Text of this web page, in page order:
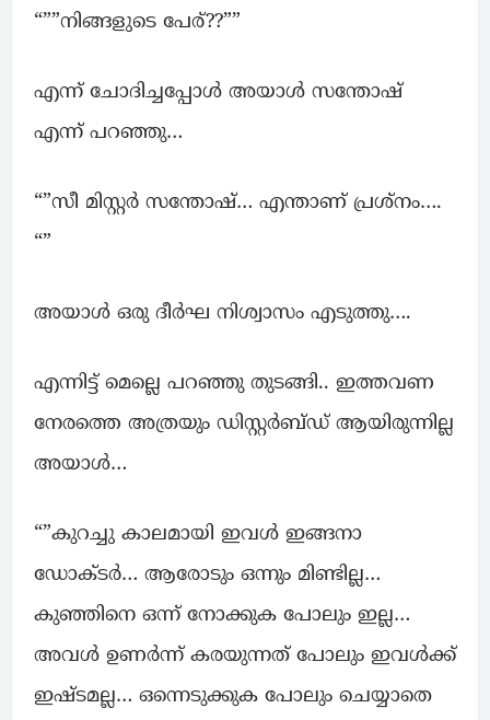
“””നിങ്ങളുടെ പേര്??””
എന്ന് ചോദിച്ചപ്പോൾ അയാൾ സന്തോഷ്‌
എന്ന് പറഞ്ഞു…
“”സീ മിസ്റ്റർ സന്തോഷ്‌… എന്താണ് പ്രശ്നം….
“”
അയാൾ ഒരു ദീർഘ നിശ്വാസം എടുത്തു….
എന്നിട്ട് മെല്ലെ പറഞ്ഞു തുടങ്ങി.. ഇത്തവണ
നേരത്തെ അത്രയും ഡിസ്റ്റർബ്ഡ് ആയിരുന്നില്ല
അയാൾ…
“”കുറച്ചു കാലമായി ഇവൾ ഇങ്ങനാ
ഡോക്ടർ… ആരോടും ഒന്നും മിണ്ടില്ല…
കുഞ്ഞിനെ ഒന്ന് നോക്കുക പോലും ഇല്ല…
അവൾ ഉണർന്ന് കരയുന്നത് പോലും ഇവൾക്ക്
ഇഷ്ടമല്ല… ഒന്നെടുക്കുക പോലും ചെയ്യാതെ